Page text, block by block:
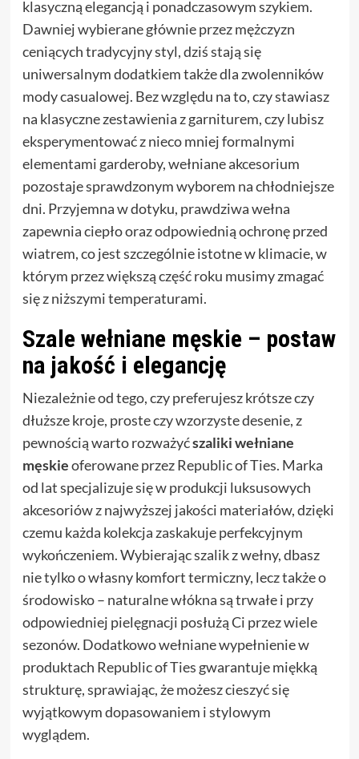
klasyczną elegancją i ponadczasowym szykiem.
Dawniej wybierane głównie przez mężczyzn
ceniących tradycyjny styl, dziś stają się
uniwersalnym dodatkiem także dla zwolenników
mody casualowej. Bez względu na to, czy stawiasz
na klasyczne zestawienia z garniturem, czy lubisz
eksperymentować z nieco mniej formalnymi
elementami garderoby, wełniane akcesorium
pozostaje sprawdzonym wyborem na chłodniejsze
dni. Przyjemna w dotyku, prawdziwa wełna
zapewnia ciepło oraz odpowiednią ochronę przed
wiatrem, co jest szczególnie istotne w klimacie, w
którym przez większą część roku musimy zmagać
się z niższymi temperaturami.
Szale wełniane męskie – postaw
na jakość i elegancję
Niezależnie od tego, czy preferujesz krótsze czy
dłuższe kroje, proste czy wzorzyste desenie, z
pewnością warto rozważyćszaliki wełniane
męskieoferowane przez Republic of Ties. Marka
od lat specjalizuje się w produkcji luksusowych
akcesoriów z najwyższej jakości materiałów, dzięki
czemu każda kolekcja zaskakuje perfekcyjnym
wykończeniem. Wybierając szalik z wełny, dbasz
nie tylko o własny komfort termiczny, lecz także o
środowisko – naturalne włókna są trwałe i przy
odpowiedniej pielęgnacji posłużą Ci przez wiele
sezonów. Dodatkowo wełniane wypełnienie w
produktach Republic of Ties gwarantuje miękką
strukturę, sprawiając, że możesz cieszyć się
wyjątkowym dopasowaniem i stylowym
wyglądem.